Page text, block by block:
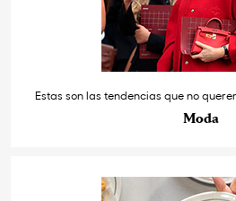
Estas son las tendencias que no
Moda